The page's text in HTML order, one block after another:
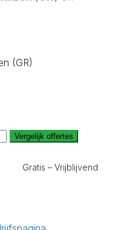
(GR)
Vergelijk offertes
Gratis – Vrijblijvend